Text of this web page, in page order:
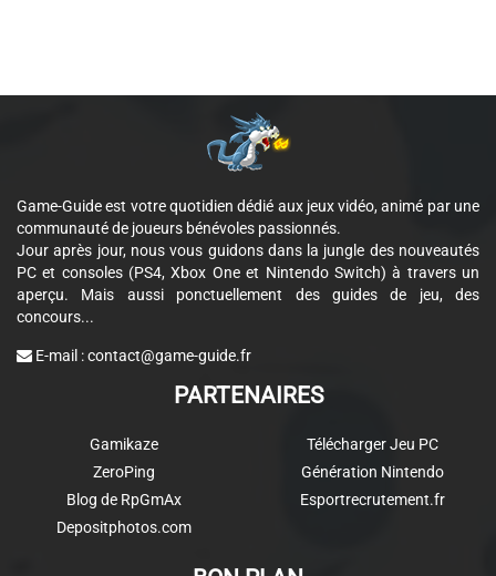
Game-Guide est votre quotidien dédié aux jeux vidéo, animé par une
communauté de joueurs bénévoles passionnés.
Jour après jour, nous vous guidons dans la jungle des nouveautés
PC et consoles (PS4, Xbox One et Nintendo Switch) à travers un
aperçu. Mais aussi ponctuellement des guides de jeu, des
concours...
E-mail :contact@game-guide.fr
PARTENAIRES
Gamikaze
ZeroPing
Blog de RpGmAx
Depositphotos.com
Télécharger Jeu PC
Génération Nintendo
Esportrecrutement.fr